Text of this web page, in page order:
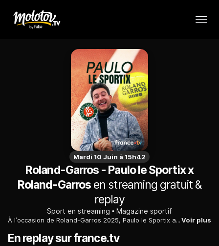
Mardi 10 Juin à 15h42
Roland-Garros - Paulo le Sportix x
Roland-Garros en streaming gratuit &
replay
Sport en streaming Magazine sportif
À l’occasion de Roland-Garros 2025, Paulo le Sportix a eu l’occasion d’entrer dans les coulisses de France TV sur le tournoi. Découverte des plateaux, échange avec les consultants et les présentateurs mais aussi découverte de la chaîne numérique : des moments passionnants au cœur du tournoi de la porte d’Auteuil !Voir plus
En replay sur france.tv